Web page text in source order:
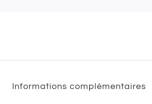
Informations complémentaires